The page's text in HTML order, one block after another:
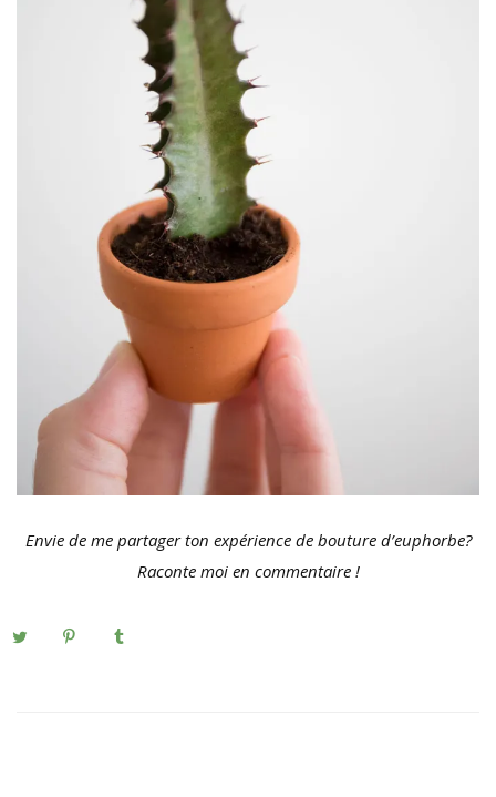
Envie de me partager ton expérience de bouture d’euphorbe?
Raconte moi en commentaire !